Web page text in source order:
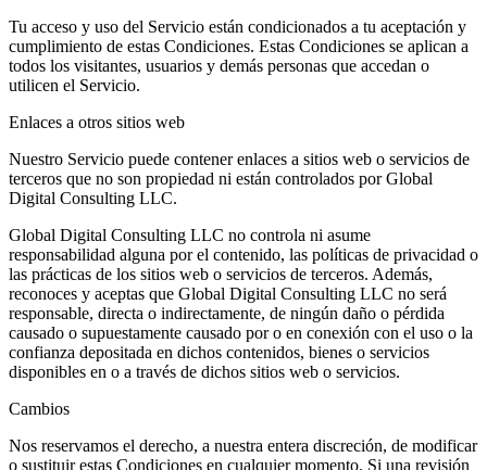
Tu acceso y uso del Servicio están condicionados a tu aceptación y
cumplimiento de estas Condiciones. Estas Condiciones se aplican a
todos los visitantes, usuarios y demás personas que accedan o
utilicen el Servicio.
Enlaces a otros sitios web
Nuestro Servicio puede contener enlaces a sitios web o servicios de
terceros que no son propiedad ni están controlados por Global
Digital Consulting LLC.
Global Digital Consulting LLC no controla ni asume
responsabilidad alguna por el contenido, las políticas de privacidad o
las prácticas de los sitios web o servicios de terceros. Además,
reconoces y aceptas que Global Digital Consulting LLC no será
responsable, directa o indirectamente, de ningún daño o pérdida
causado o supuestamente causado por o en conexión con el uso o la
confianza depositada en dichos contenidos, bienes o servicios
disponibles en o a través de dichos sitios web o servicios.
Cambios
Nos reservamos el derecho, a nuestra entera discreción, de modificar
o sustituir estas Condiciones en cualquier momento. Si una revisión